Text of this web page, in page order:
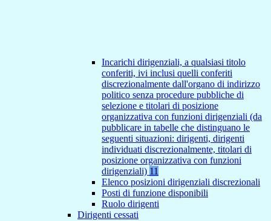
Incarichi dirigenziali, a qualsiasi titolo
conferiti, ivi inclusi quelli conferiti
discrezionalmente dall'organo di indirizzo
politico senza procedure pubbliche di
selezione e titolari di posizione
organizzativa con funzioni dirigenziali (da
pubblicare in tabelle che distinguano le
seguenti situazioni: dirigenti, dirigenti
individuati discrezionalmente, titolari di
posizione organizzativa con funzioni
dirigenziali) 11
Elenco posizioni dirigenziali discrezionali
Posti di funzione disponibili
Ruolo dirigenti
Dirigenti cessati